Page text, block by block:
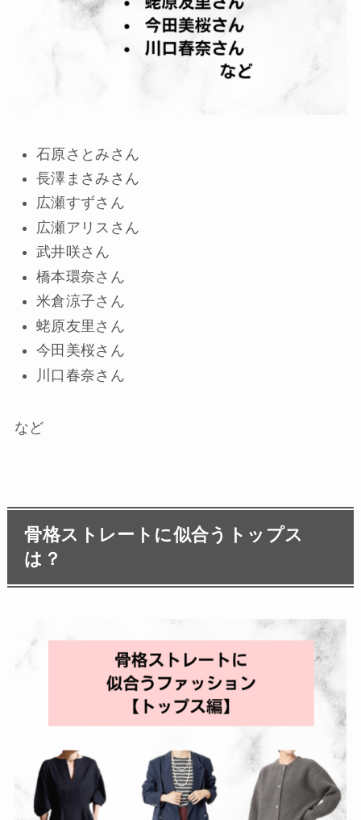
石原さとみさん
長澤まさみさん
広瀬すずさん
広瀬アリスさん
武井咲さん
橋本環奈さん
米倉涼子さん
蛯原友里さん
今田美桜さん
川口春奈さん
など
骨格ストレートに似合うトップス
は？